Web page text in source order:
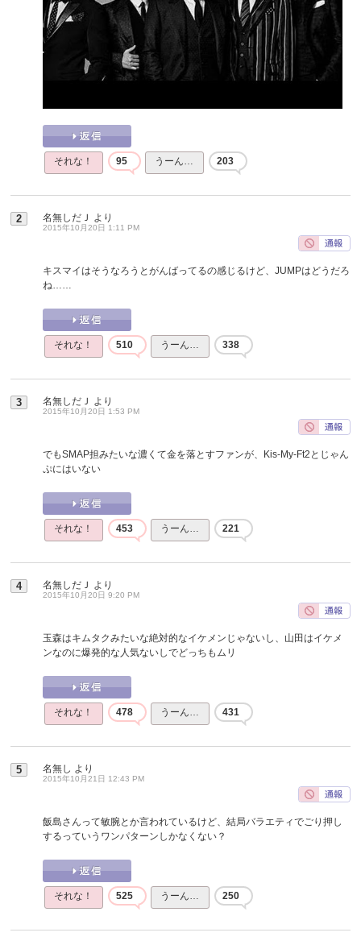
それな！ 95 うーん… 203
2 名無しだＪ より
2015年10月20日 1:11 PM
キスマイはそうなろうとがんばってるの感じるけど、JUMPはどうだろ
ね……
それな！ 510 うーん… 338
3 名無しだＪ より
2015年10月20日 1:53 PM
でもSMAP担みたいな濃くて金を落とすファンが、Kis-My-Ft2とじゃん
ぷにはいない
それな！ 453 うーん… 221
4 名無しだＪ より
2015年10月20日 9:20 PM
玉森はキムタクみたいな絶対的なイケメンじゃないし、山田はイケメ
ンなのに爆発的な人気ないしでどっちもムリ
それな！ 478 うーん… 431
5 名無し より
2015年10月21日 12:43 PM
飯島さんって敏腕とか言われているけど、結局バラエティでごり押し
するっていうワンパターンしかなくない？
それな！ 525 うーん… 250